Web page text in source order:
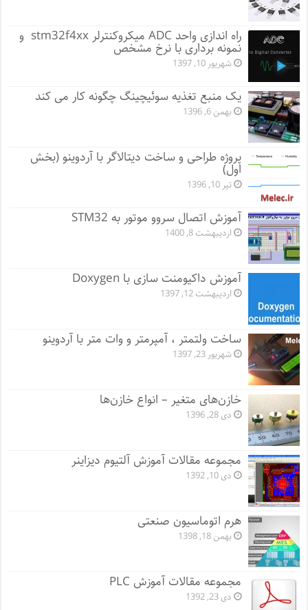
راه اندازی واحد ADC میکروکنترلر stm32f4xx و
نمونه برداری با نرخ مشخص
شهریور 10, 1397
یک منبع تغذیه سوئیچینگ چگونه کار می کند
بهمن 6, 1396
پروژه طراحی و ساخت دیتالاگر با آردوینو (بخش
اول)
تیر 10, 1396
آموزش اتصال سروو موتور به STM32
اردیبهشت 8, 1400
آموزش داکیومنت سازی با Doxygen
اردیبهشت 12, 1397
ساخت ولتمتر ، آمپرمتر و وات متر با آردوینو
شهریور 23, 1397
خازن‌های متغیر – انواع خازن‌ها
دی 28, 1396
مجموعه مقالات آموزش آلتیوم دیزاینر
دی 10, 1392
هرم اتوماسیون صنعتی
بهمن 18, 1398
مجموعه مقالات آموزش PLC
دی 23, 1392